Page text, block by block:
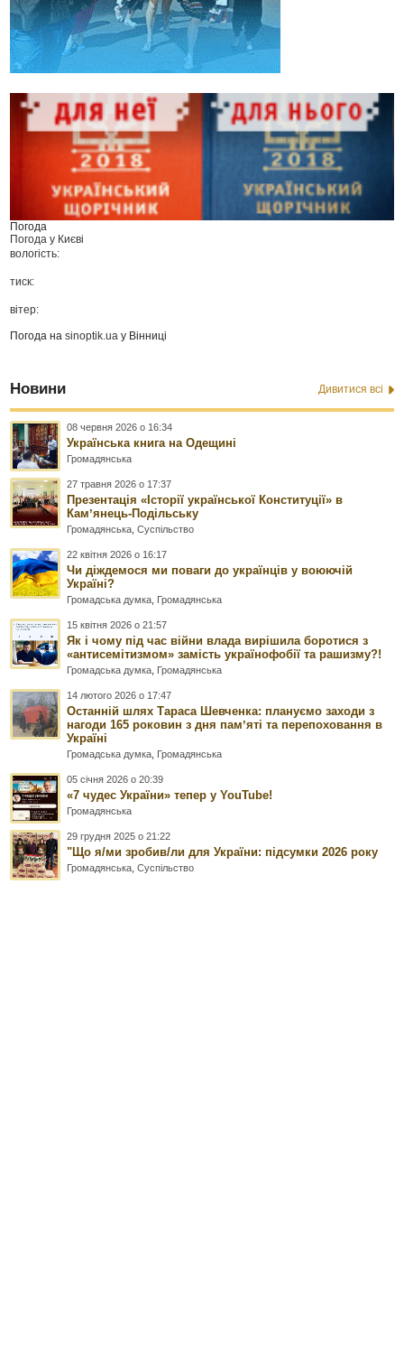
Погода
Погода у Києві
вологість:
тиск:
вітер:
Погода наsinoptik.ua у Вінниці
Новини Дивитися всі
08 червня 2026 о 16:34
Українська книга на Одещині
Громадянська
27 травня 2026 о 17:37
Презентація «Історії української Конституції» в
Камʼянець-Подільську
Громадянська ,Суспільство
22 квітня 2026 о 16:17
Чи діждемося ми поваги до українців у воюючій
Україні?
Громадська думка Громадянська
15 квітня 2026 о 21:57
Як і чому під час війни влада вирішила боротися з
«антисемітизмом» замість українофобії та рашизму?!
Громадська думка Громадянська
14 лютого 2026 о 17:47
Останній шлях Тараса Шевченка: плануємо заходи з
нагоди 165 роковин з дня памʼяті та перепоховання в
Україні
Громадська думка Громадянська
05 січня 2026 о 20:39
«7 чудес України» тепер у YouTube!
Громадянська
29 грудня 2025 о 21:22
"Що я/ми зробив/ли для України: підсумки 2026 року
Громадянська ,Суспільство